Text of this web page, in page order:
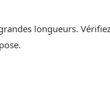
longueurs.